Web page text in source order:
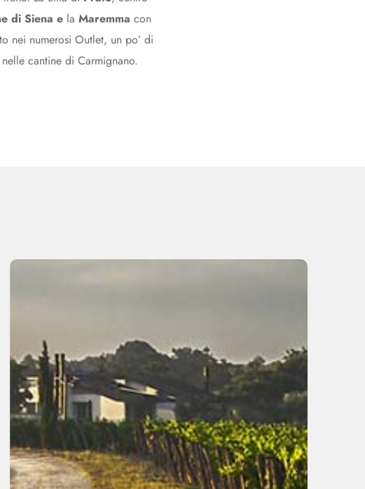
di Siena e la Maremma con
nei numerosi Outlet, un po’ di
cantine di Carmignano.